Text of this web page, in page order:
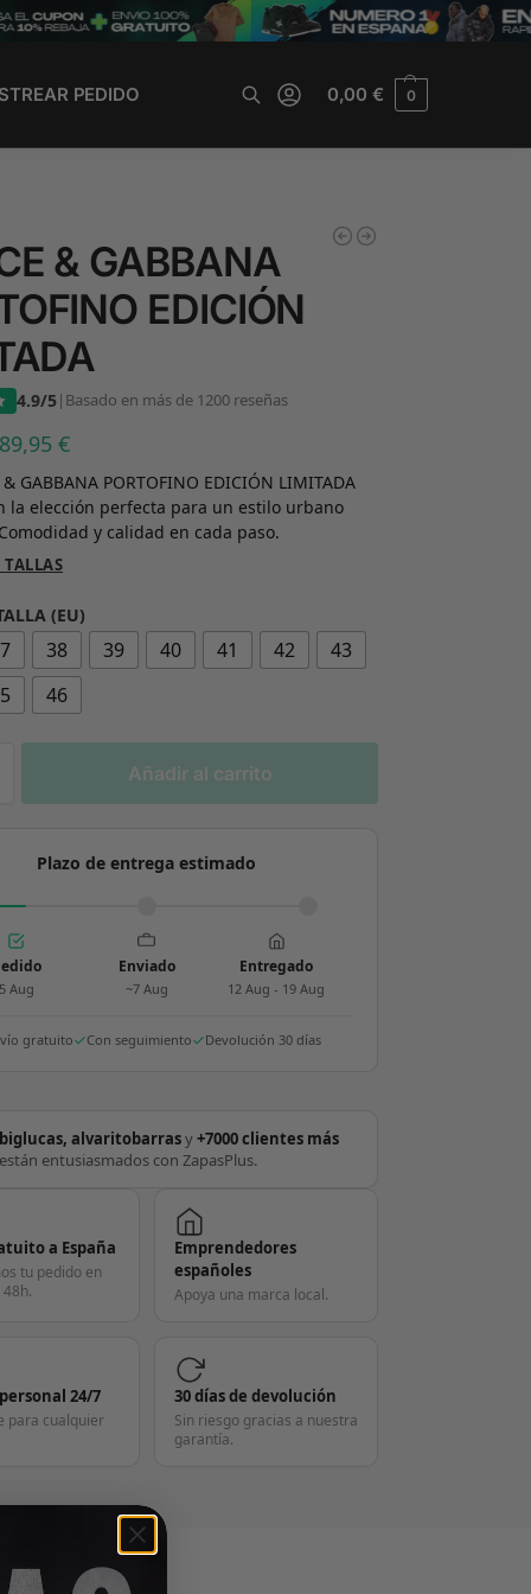
PEDIDO 0,00€ 0
& GABBANA
EDICIÓN
4.9/5| Basado en más de 1200 reseñas
89,95€
& GABBANA PORTOFINO EDICIÓN LIMITADA
la elección perfecta para un estilo urbano
y calidad en cada paso.
(EU)
38 39 40 41 42
43
46
Añadir al carrito
Plazo de entrega estimado
Aug
Enviado
~7 Aug
Entregado
12 Aug - 19 Aug
gratuito Con seguimiento Devolución 30 días
biglucas, alvaritobarrasy+7000 clientes más
están entusiasmados con ZapasPlus.
a España
tu pedido en
Emprendedores
españoles
Apoya una marca local.
24/7
para cualquier
30 días de devolución
Sin riesgo gracias a nuestra
garantía.